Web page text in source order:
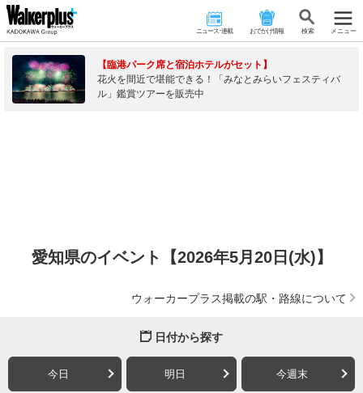
ニュース･連載 おでかけ情報 検 索 メニュー
【臨港パーク席と宿泊ホテルがセット】
花火を間近で堪能できる！「みなとみらいフェスティバ
ル」鑑賞ツアーを販売中
愛知県のイベント【2026年5月20日(水)】
ウォーカープラス掲載の駅・路線について
日付から探す
今日 明日 今週末